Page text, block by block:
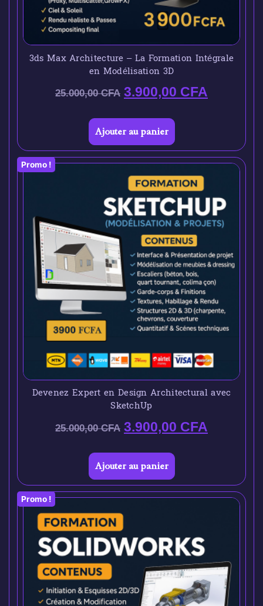
3ds Max Architecture – La Formation Intégrale
en Modélisation 3D
25.000,00CFA 3.900,00 CFA
Ajouter au panier
Promo !
Devenez Expert en Design Architectural avec
SketchUp
25.000,00CFA 3.900,00 CFA
Ajouter au panier
Promo !